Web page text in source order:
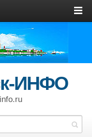
ИНФО